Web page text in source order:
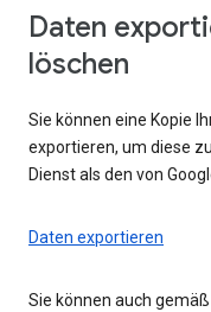
Daten
löschen
Sie können eine Kopie
exportieren, um diese
Dienst als den von
Daten exportieren
Sie können auch